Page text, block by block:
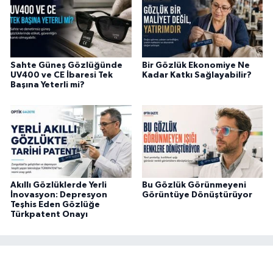
Sahte Güneş Gözlüğünde
UV400 ve CE İbaresi Tek
Başına Yeterli mi?
Bir Gözlük Ekonomiye Ne
Kadar Katkı Sağlayabilir?
Akıllı Gözlüklerde Yerli
İnovasyon: Depresyon
Teşhis Eden Gözlüğe
Türkpatent Onayı
Bu Gözlük Görünmeyeni
Görüntüye Dönüştürüyor